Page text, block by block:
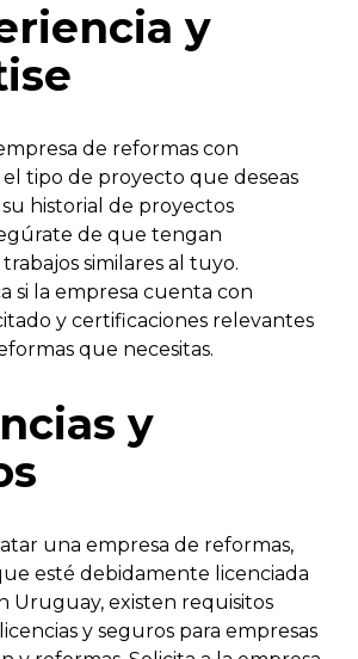
y
de reformas con
tipo de proyecto que deseas
su historial de proyectos
de que tengan
similares al tuyo.
si la empresa cuenta con
y certificaciones relevantes
que necesitas.
y
una empresa de reformas,
esté debidamente licenciada
Uruguay, existen requisitos
y seguros para empresas